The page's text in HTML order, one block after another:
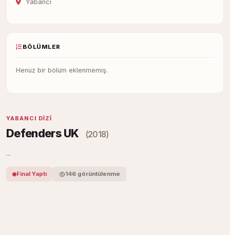
Yabancı
BÖLÜMLER
Henüz bir bölüm eklenmemiş.
YABANCI DIZI
Defenders UK (2018)
...
Final Yaptı 146 görüntülenme